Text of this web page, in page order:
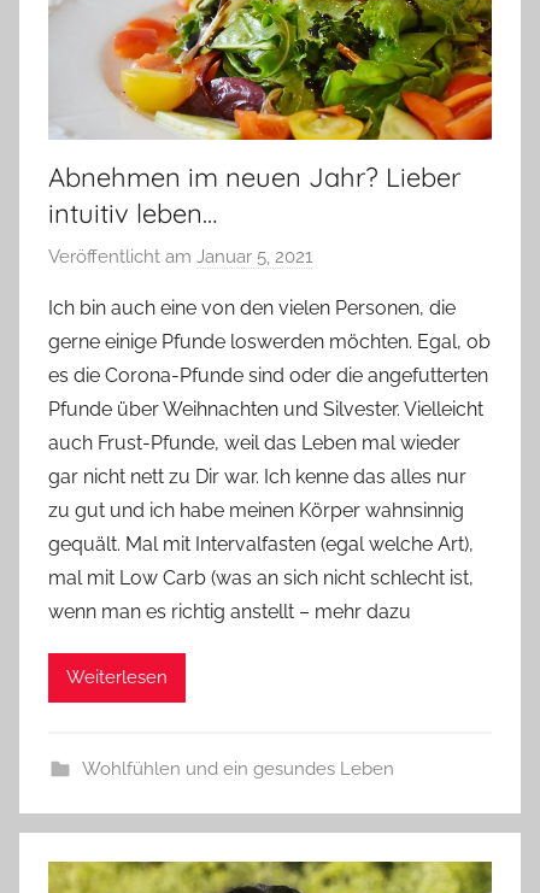
Abnehmen im neuen Jahr? Lieber
intuitiv leben…
Veröffentlicht am Januar 5, 2021
n
Y
v
o
n
n
e
Ich bin auch eine von den vielen Personen, die
gerne einige Pfunde loswerden möchten. Egal, ob
es die Corona-Pfunde sind oder die angefutterten
Pfunde über Weihnachten und Silvester. Vielleicht
auch Frust-Pfunde, weil das Leben mal wieder
gar nicht nett zu Dir war. Ich kenne das alles nur
zu gut und ich habe meinen Körper wahnsinnig
gequält. Mal mit Intervalfasten (egal welche Art),
mal mit Low Carb (was an sich nicht schlecht ist,
wenn man es richtig anstellt – mehr dazu
Weiterlesen
Wohlfühlen und ein gesundes Leben